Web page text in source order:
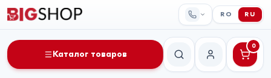
RO RU
Каталог товаров
Поиск Мой аккаунт
0